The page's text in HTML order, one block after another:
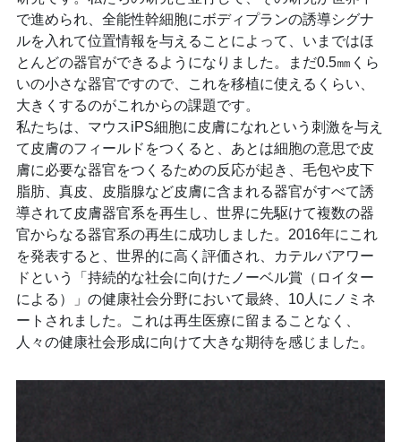
で進められ、全能性幹細胞にボディプランの誘導シグナ
ルを入れて位置情報を与えることによって、いまではほ
とんどの器官ができるようになりました。まだ0.5㎜くら
いの小さな器官ですので、これを移植に使えるくらい、
大きくするのがこれからの課題です。
私たちは、マウスiPS細胞に皮膚になれという刺激を与え
て皮膚のフィールドをつくると、あとは細胞の意思で皮
膚に必要な器官をつくるための反応が起き、毛包や皮下
脂肪、真皮、皮脂腺など皮膚に含まれる器官がすべて誘
導されて皮膚器官系を再生し、世界に先駆けて複数の器
官からなる器官系の再生に成功しました。2016年にこれ
を発表すると、世界的に高く評価され、カテルバアワー
ドという「持続的な社会に向けたノーベル賞（ロイター
による）」の健康社会分野において最終、10人にノミネ
ートされました。これは再生医療に留まることなく、
人々の健康社会形成に向けて大きな期待を感じました。